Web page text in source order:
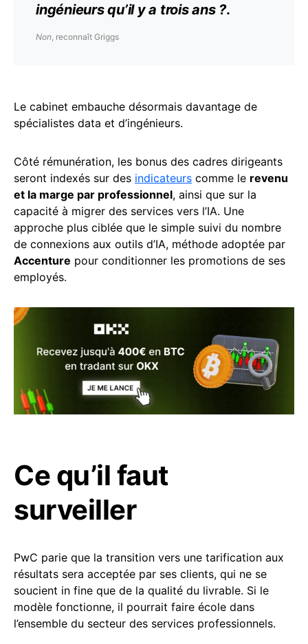
ingénieurs qu’il y a trois ans ?.
Non , reconnaît Griggs
Le cabinet embauche désormais davantage de
spécialistes data et d’ingénieurs.
Côté rémunération, les bonus des cadres dirigeants
seront indexés sur des indicateurs comme le revenu
et la marge par professionnel, ainsi que sur la
capacité à migrer des services vers l’IA. Une
approche plus ciblée que le simple suivi du nombre
de connexions aux outils d’IA, méthode adoptée par
Accenture pour conditionner les promotions de ses
employés.
Ce qu’il faut
surveiller
PwC parie que la transition vers une tarification aux
résultats sera acceptée par ses clients, qui ne se
soucient in fine que de la qualité du livrable. Si le
modèle fonctionne, il pourrait faire école dans
l’ensemble du secteur des services professionnels.